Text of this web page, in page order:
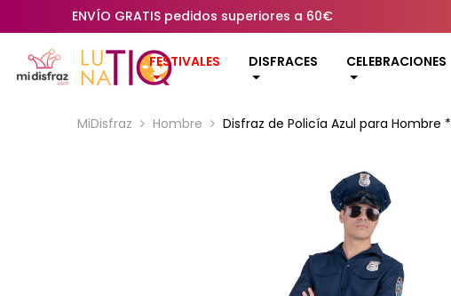
ENVÍO GRATIS pedidos superiores a 60€
FESTIVALES DISFRACES CELEBRACIONES
MiDisfraz Hombre Disfraz de Policía Azul para Hombre *